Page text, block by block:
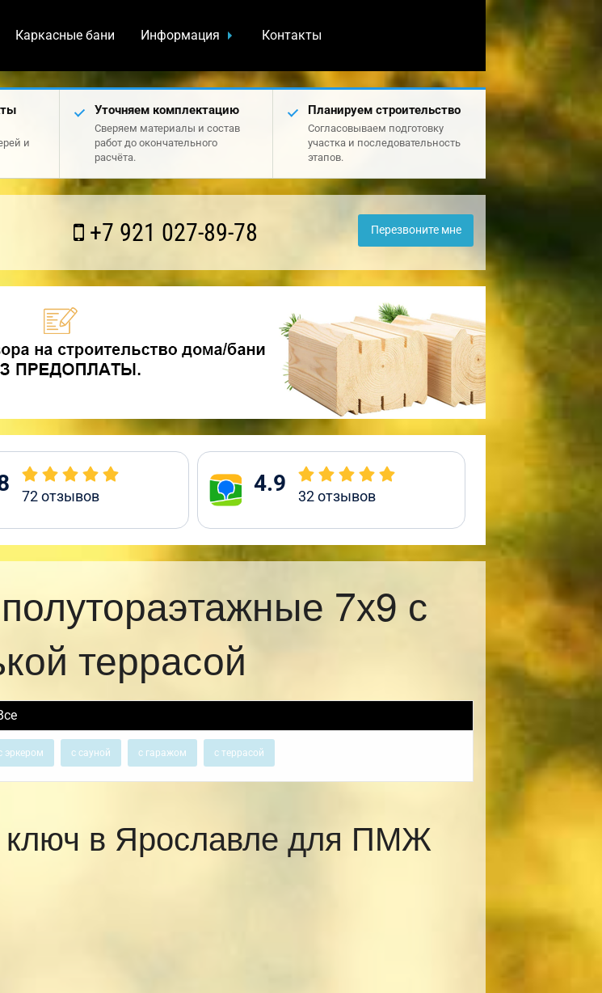
Каркасные бани Информация Контакты
и
Уточняем комплектацию
Сверяем материалы и состав
работ до окончательного
расчёта.
Планируем строительство
Согласовываем подготовку
участка и последовательность
этапов.
+7 921 027-89-78 Перезвоните мне
72отзывов 4.9 32отзывов
7х9 с
террасой
эркером с сауной с гаражом с террасой
ключ в Ярославле для ПМЖ